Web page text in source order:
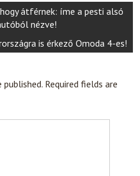
átférnek: íme a pesti alsó
nézve!
is érkező Omoda 4-es!
Required fields are